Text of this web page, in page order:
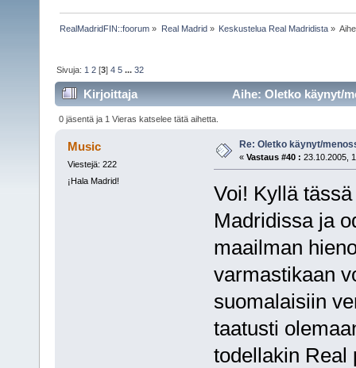
RealMadridFIN::foorum » Real Madrid» Keskustelua Real Madridista»
Sivuja: 1 2 [3]4 5 ...32
Kirjoittaja Aihe: Oletko käynyt/
0 jäsentä ja 1 Vieras katselee tätä aihetta.
Music
Viestejä: 222
¡Hala Madrid!
Re: Oletko käynyt/
« Vastaus #40 : 23.10.2005,
Voi! Kyllä
Madridissa ja
maailman
varmastikaan
suomalaisiin
taatusti
todellakin Real